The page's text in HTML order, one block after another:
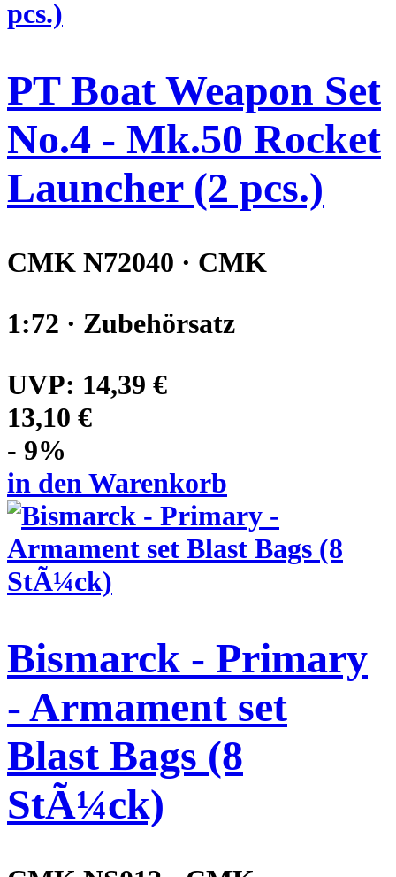
PT Boat Weapon Set
No.4 - Mk.50 Rocket
Launcher (2 pcs.)
CMK N72040 · CMK
1:72 · Zubehörsatz
UVP: 14,39 €
13,10 €
- 9%
in den Warenkorb
Bismarck - Primary
- Armament set
Blast Bags (8
StÃ¼ck)